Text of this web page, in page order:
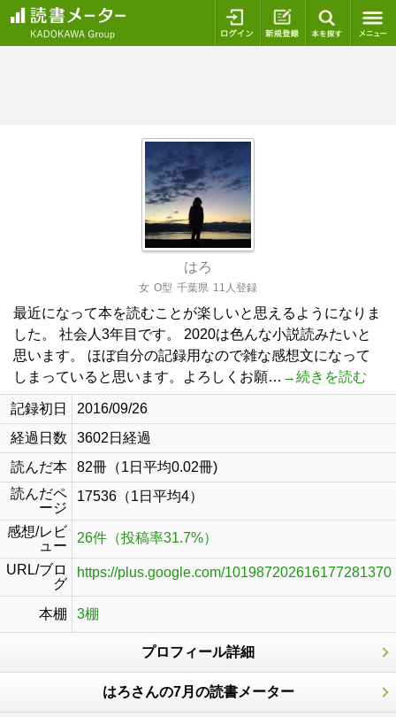
ログイン 新規登録
はろ
女 O型 千葉県 11人登録
最近になって本を読むことが楽しいと思えるようになりま
した。 社会人3年目です。 2020は色んな小説読みたいと
思います。 ほぼ自分の記録用なので雑な感想文になって
しまっていると思います。よろしくお願… →続きを読む
記録初日
2016/09/26
経過日数
3602日経過
読んだ本
82冊（1日平均0.02冊)
読んだペ
ージ
17536（1日平均4）
感想/レビ
ュー
26件（投稿率31.7%）
URL/ブロ
グ
https://plus.google.com/101987202616177281370
本棚 3棚
プロフィール詳細
はろさんの7月の読書メーター